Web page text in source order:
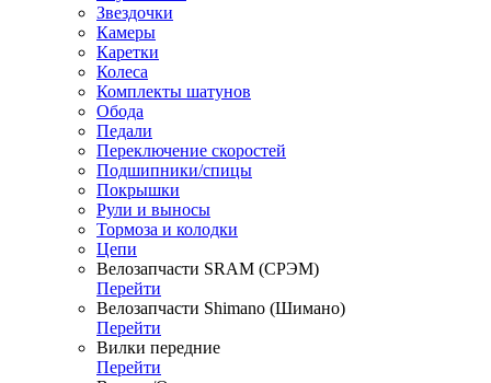
Звездочки
Камеры
Каретки
Колеса
Комплекты шатунов
Обода
Педали
Переключение скоростей
Подшипники/спицы
Покрышки
Рули и выносы
Тормоза и колодки
Цепи
Велозапчасти SRAM (СРЭМ)
Перейти
Велозапчасти Shimano (Шимано)
Перейти
Вилки передние
Перейти